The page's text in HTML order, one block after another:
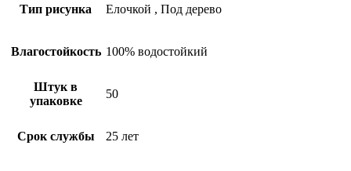
Тип рисунка Елочкой , Под дерево
Влагостойкость 100% водостойкий
Штук в
упаковке
50
Срок службы 25 лет